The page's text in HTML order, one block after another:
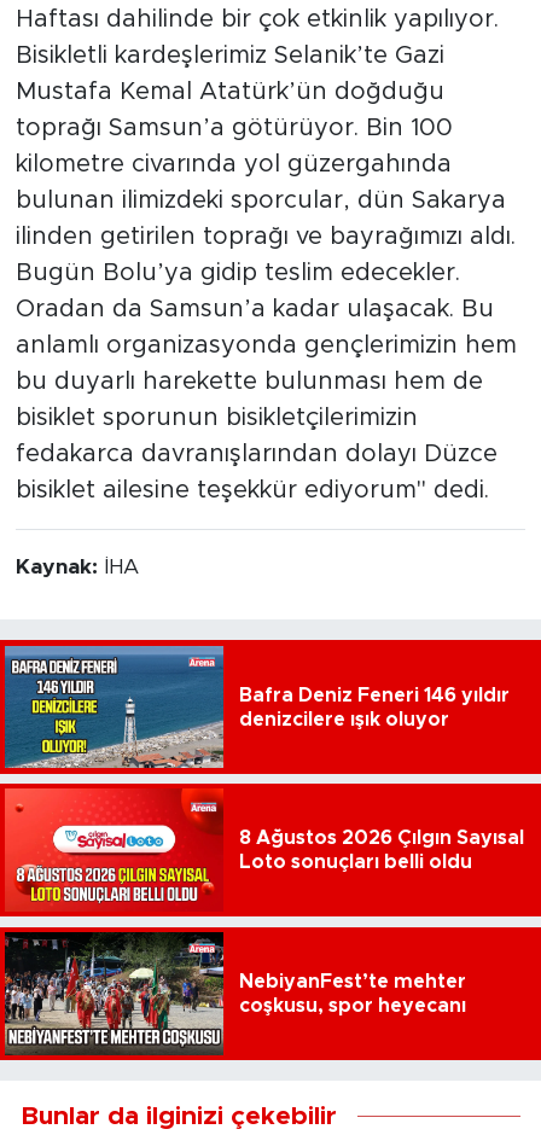
Haftası dahilinde bir çok etkinlik yapılıyor.
Bisikletli kardeşlerimiz Selanik’te Gazi
Mustafa Kemal Atatürk’ün doğduğu
toprağı Samsun’a götürüyor. Bin 100
kilometre civarında yol güzergahında
bulunan ilimizdeki sporcular, dün Sakarya
ilinden getirilen toprağı ve bayrağımızı aldı.
Bugün Bolu’ya gidip teslim edecekler.
Oradan da Samsun’a kadar ulaşacak. Bu
anlamlı organizasyonda gençlerimizin hem
bu duyarlı harekette bulunması hem de
bisiklet sporunun bisikletçilerimizin
fedakarca davranışlarından dolayı Düzce
bisiklet ailesine teşekkür ediyorum" dedi.
Kaynak: İHA
Bafra Deniz Feneri 146 yıldır
denizcilere ışık oluyor
8 Ağustos 2026 Çılgın Sayısal
Loto sonuçları belli oldu
NebiyanFest’te mehter
coşkusu, spor heyecanı
Bunlar da ilginizi çekebilir